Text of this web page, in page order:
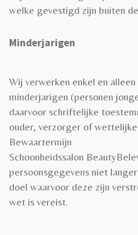
welke gevestigd zijn buiten
Minderjarigen
Wij verwerken enkel en
minderjarigen (personen
daarvoor schriftelijke
ouder, verzorger of
Bewaartermijn
Schoonheidssalon
persoonsgegevens niet
doel waarvoor deze zijn
wet is vereist.